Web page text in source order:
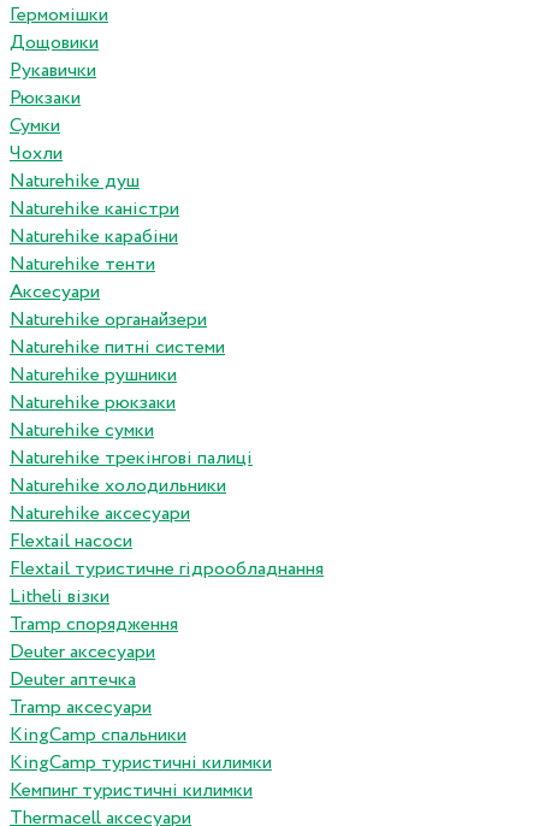
Гермомішки
Дощовики
Рукавички
Рюкзаки
Сумки
Чохли
Naturehike душ
Naturehike каністри
Naturehike карабіни
Naturehike тенти
Аксесуари
Naturehike органайзери
Naturehike питні системи
Naturehike рушники
Naturehike рюкзаки
Naturehike сумки
Naturehike трекінгові палиці
Naturehike холодильники
Naturehike аксесуари
Flextail насоси
Flextail туристичне гідрообладнання
Litheli візки
Tramp спорядження
Deuter аксесуари
Deuter аптечка
Tramp аксесуари
KingCamp спальники
KingCamp туристичні килимки
Кемпинг туристичні килимки
Thermacell аксесуари